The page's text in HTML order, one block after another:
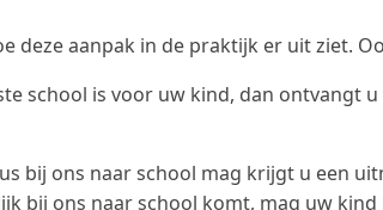
deze aanpak in de praktijk er uit ziet.
school is voor uw kind, dan ontvangt
bij ons naar school mag krijgt u een
bij ons naar school komt, mag uw